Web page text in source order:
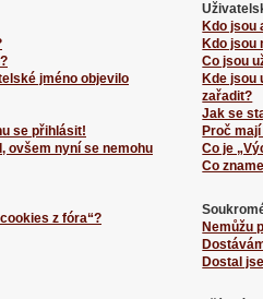
jméno objevilo
se přihlásit!
ovšem nyní se nemohu
z fóra“?
Kdo jsou
Kdo jsou
Co jsou
Kde jsou
zařadit?
Jak se
Proč
Co je
Co
Nemůžu
Dostal